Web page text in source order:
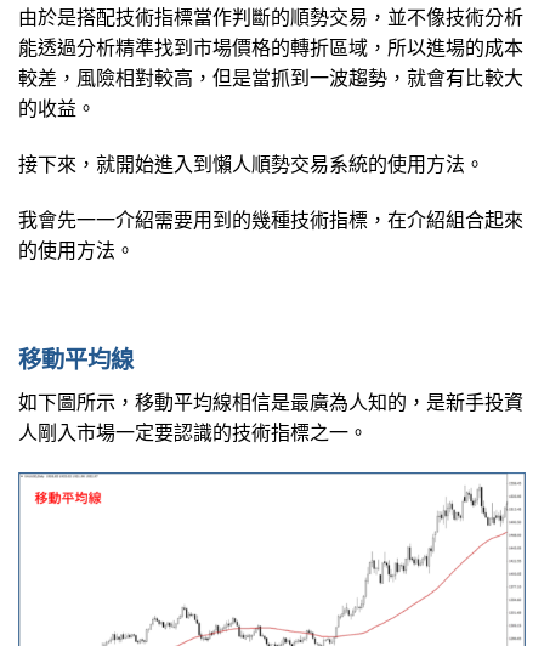
由於是搭配技術指標當作判斷的順勢交易，並不像技術分析
能透過分析精準找到市場價格的轉折區域，所以進場的成本
較差，風險相對較高，但是當抓到一波趨勢，就會有比較大
的收益。
接下來，就開始進入到懶人順勢交易系統的使用方法。
我會先一一介紹需要用到的幾種技術指標，在介紹組合起來
的使用方法。
移動平均線
如下圖所示，移動平均線相信是最廣為人知的，是新手投資
人剛入市場一定要認識的技術指標之一。